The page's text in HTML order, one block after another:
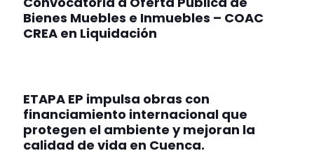
Bienes Muebles e Inmuebles – COAC
CREA en Liquidación
ETAPA EP impulsa obras con
financiamiento internacional que
protegen el ambiente y mejoran la
calidad de vida en Cuenca.